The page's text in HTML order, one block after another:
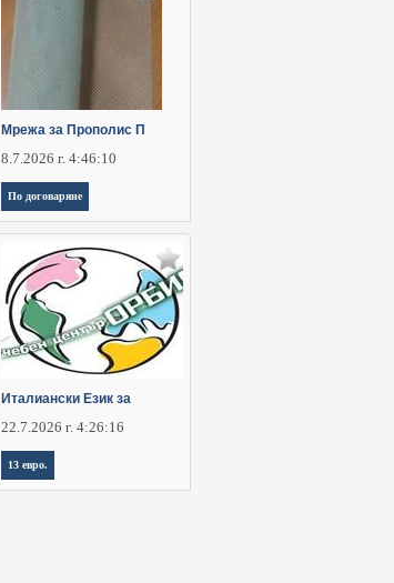
Мрежа за Прополис П
8.7.2026 г. 4:46:10
По договаряне
Италиански Език за
22.7.2026 г. 4:26:16
13 евро.